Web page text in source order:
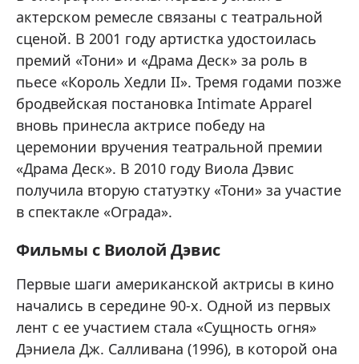
актерском ремесле связаны с театральной
сценой. В 2001 году артистка удостоилась
премий «Тони» и «Драма Деск» за роль в
пьесе «Король Хедли II». Тремя годами позже
бродвейская постановка Intimate Apparel
вновь принесла актрисе победу на
церемонии вручения театральной премии
«Драма Деск». В 2010 году Виола Дэвис
получила вторую статуэтку «Тони» за участие
в спектакле «Ограда».
Фильмы с Виолой Дэвис
Первые шаги американской актрисы в кино
начались в середине 90-х. Одной из первых
лент с ее участием стала «Сущность огня»
Дэниела Дж. Салливана (1996), в которой она